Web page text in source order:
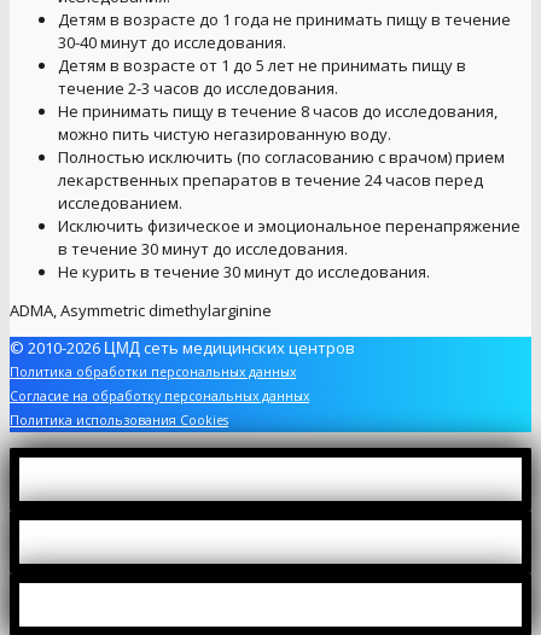
Детям в возрасте до 1 года не принимать пищу в течение
30-40 минут до исследования.
Детям в возрасте от 1 до 5 лет не принимать пищу в
течение 2-3 часов до исследования.
Не принимать пищу в течение 8 часов до исследования,
можно пить чистую негазированную воду.
Полностью исключить (по согласованию с врачом) прием
лекарственных препаратов в течение 24 часов перед
исследованием.
Исключить физическое и эмоциональное перенапряжение
в течение 30 минут до исследования.
Не курить в течение 30 минут до исследования.
ADMA, Asymmetric dimethylarginine
© 2010-2026 ЦМД сеть медицинских центров
Политика обработки персональных данных
Согласие на обработку персональных данных
Политика использования Cookies